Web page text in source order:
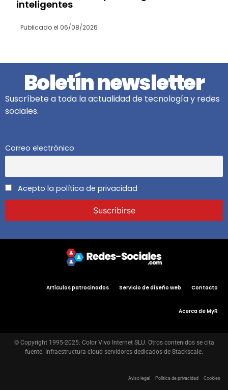
inteligentes
Publicado el 06/08/2026
Boletín newsletter
Suscríbete a toda la actualidad de tecnología y redes
sociales.
Correo electrónico
Acepto la política de privacidad
Artículos patrocinados Servicio de diseño web Contacto
Acerca de MyR
© Copyright 1995-2025. Color Vivo Internet SLU. Otros contenidos se cita
fuente. Infraestructura cloud servidores dedicados de Stackscale.
Aviso legal Política de privacidad Cookies